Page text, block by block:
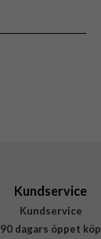
Flerfärgad
Kundservice
Kundservice
90 dagars öppet köp